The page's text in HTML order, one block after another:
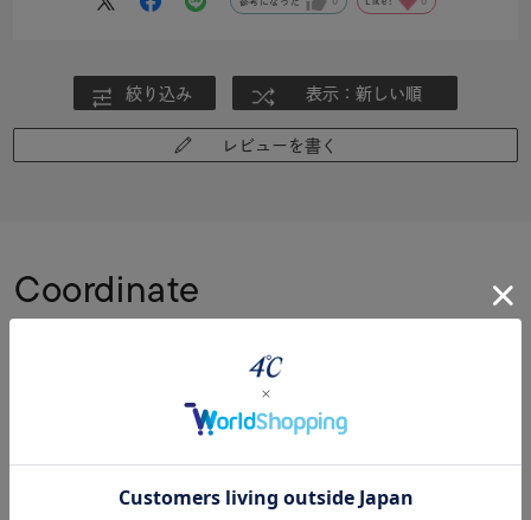
って眺めてます。買ってよかったです🎵
絞り込み 表示：新しい順
レビューを書く
Coordinate